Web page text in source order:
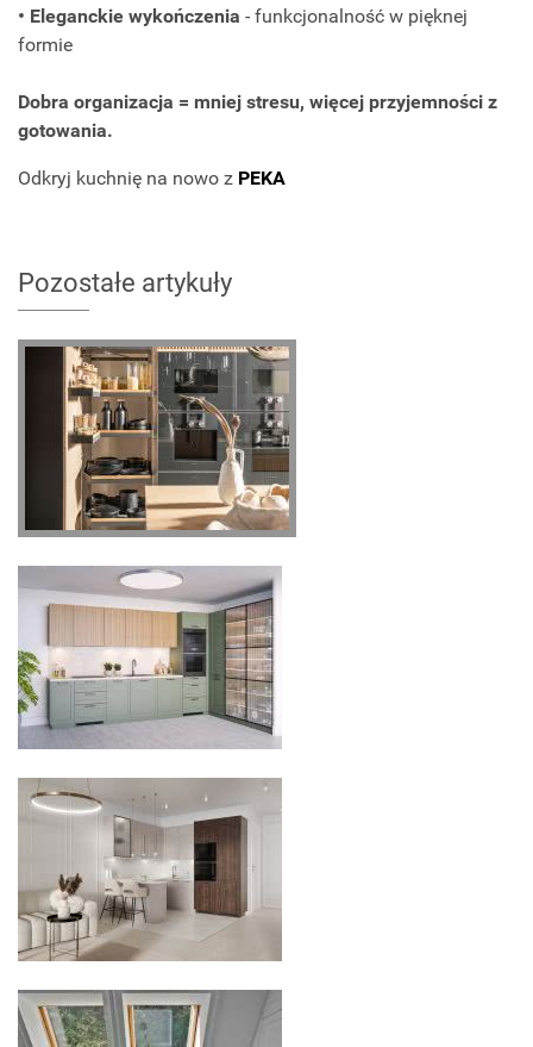
• Eleganckie wykończenia - funkcjonalność w pięknej
formie
Dobra organizacja = mniej stresu, więcej przyjemności z
gotowania.
Odkryj kuchnię na nowo z PEKA
Pozostałe artykuły